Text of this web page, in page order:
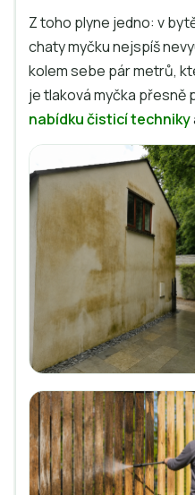
Z toho plyne jedno: v
chaty myčku nejspíš
kolem sebe pár metrů,
je tlaková myčka přesně
nabídku čisticí techniky